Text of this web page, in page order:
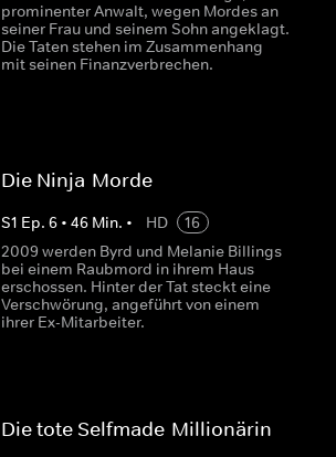
prominenter Anwalt, wegen Mordes an
seiner Frau und seinem Sohn angeklagt.
Die Taten stehen im Zusammenhang
mit seinen Finanzverbrechen.
Die Ninja-Morde
S1 Ep.6 •46 Min. • HD
16
2009 werden Byrd und Melanie Billings
bei einem Raubmord in ihrem Haus
erschossen. Hinter der Tat steckt eine
Verschwörung, angeführt von einem
ihrer Ex-Mitarbeiter.
Die tote Selfmade-Millionärin